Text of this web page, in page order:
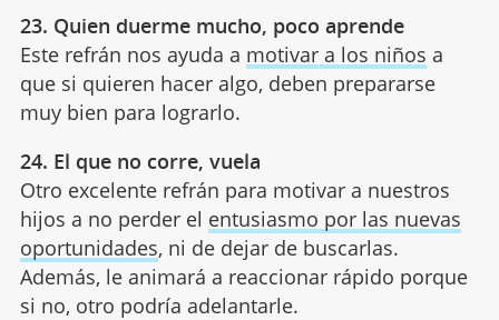
23. Quien duerme mucho, poco aprende
Este refrán nos ayuda a motivar a los niños a
que si quieren hacer algo, deben prepararse
muy bien para lograrlo.
24. El que no corre, vuela
Otro excelente refrán para motivar a nuestros
hijos a no perder el entusiasmo por las nuevas
oportunidades, ni de dejar de buscarlas.
Además, le animará a reaccionar rápido porque
si no, otro podría adelantarle.